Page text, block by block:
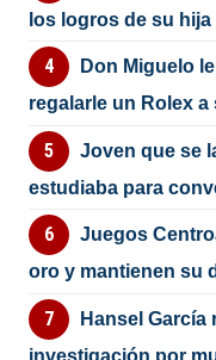
los logros de su hija
Don Miguelo
regalarle un Rolex a
Joven que se
estudiaba para
Juegos
oro y mantienen su
Hansel García
investigación por